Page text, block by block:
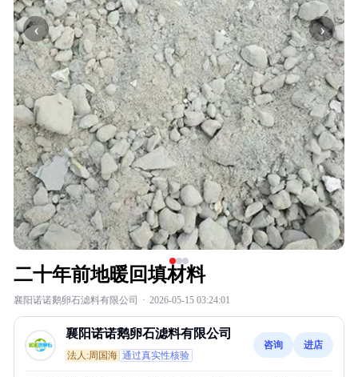
‹ ›
二十年前地暖回填材料
襄阳诺诺鹅卵石滤料有限公司 · 2026-05-15 03:24:01
襄阳诺诺鹅卵石滤料有限公司
法人:周国海 通过真实性核验
咨询 进店